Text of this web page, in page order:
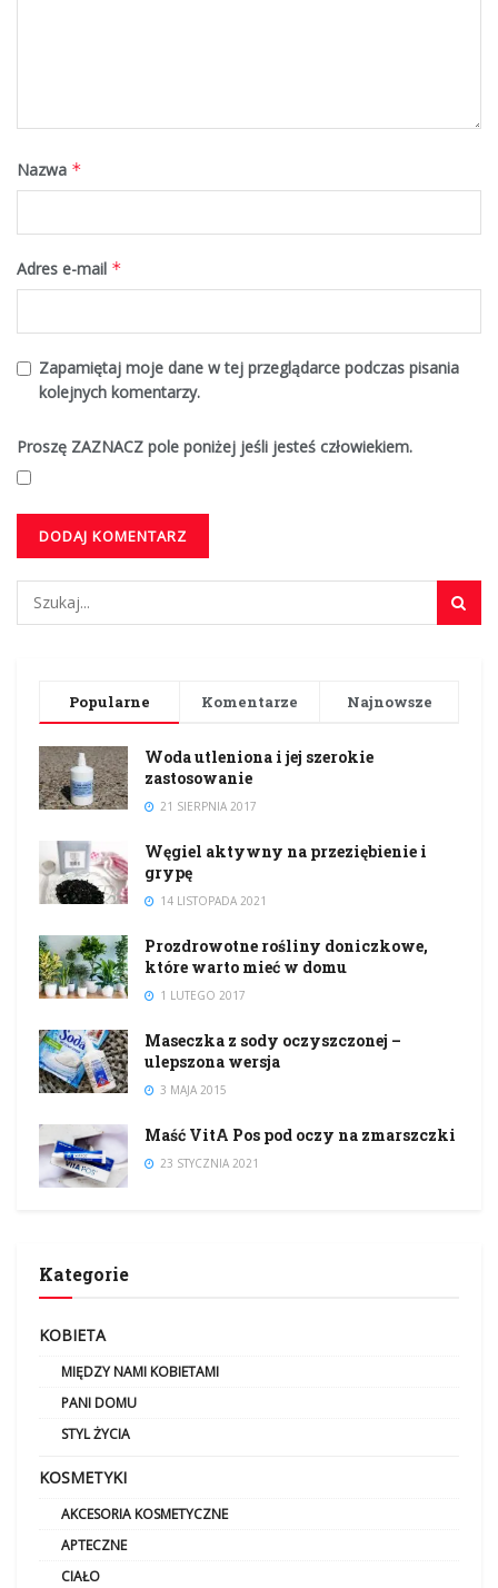
Nazwa *
Adres e-mail *
Zapamiętaj moje dane w tej przeglądarce podczas pisania
kolejnych komentarzy.
Proszę ZAZNACZ pole poniżej jeśli jesteś człowiekiem.
Popularne Komentarze Najnowsze
Woda utleniona i jej szerokie
zastosowanie
21 SIERPNIA 2017
Węgiel aktywny na przeziębienie i
grypę
14 LISTOPADA 2021
Prozdrowotne rośliny doniczkowe,
które warto mieć w domu
1 LUTEGO 2017
Maseczka z sody oczyszczonej –
ulepszona wersja
3 MAJA 2015
Maść VitA Pos pod oczy na zmarszczki
23 STYCZNIA 2021
Kategorie
KOBIETA
MIĘDZY NAMI KOBIETAMI
PANI DOMU
STYL ŻYCIA
KOSMETYKI
AKCESORIA KOSMETYCZNE
APTECZNE
CIAŁO